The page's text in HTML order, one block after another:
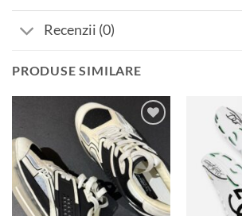
Recenzii (0)
PRODUSE SIMILARE
Add to
wishlist